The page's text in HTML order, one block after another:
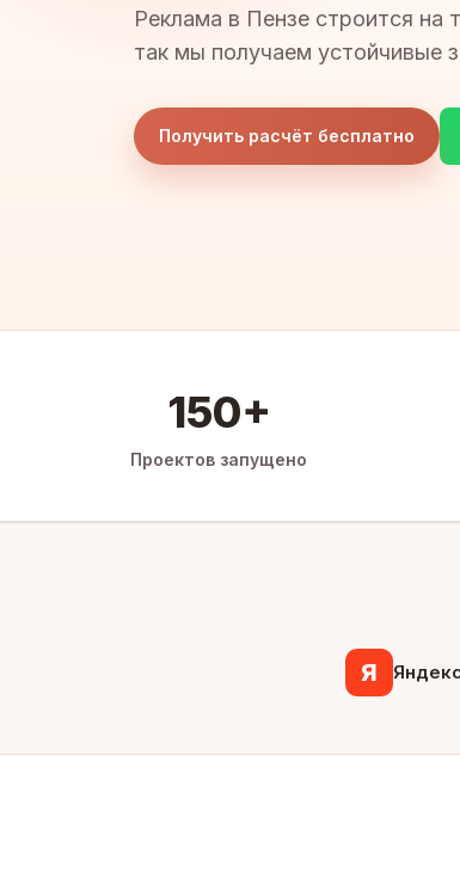
Реклама в Пензе строится на
так мы получаем устойчивые
Получить расчёт бесплатно
150+
Проектов запущено
Я